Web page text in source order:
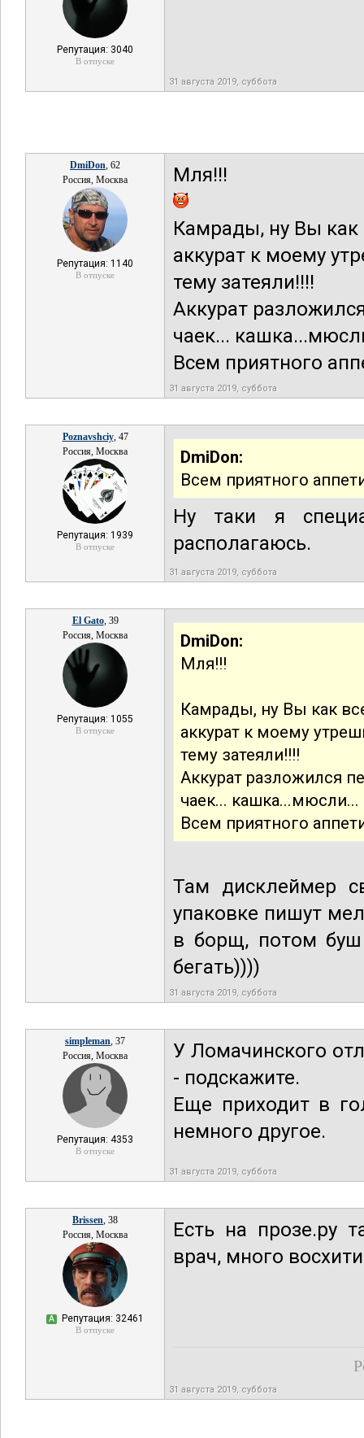
Репутация: 3040
В отпуске
31 августа 2019, суббота
DmiDon, 62
Россия, Москва
Репутация: 1140
В отпуске
Мля!!!
Камрады, ну Вы как
аккурат к моему
тему затеяли!!!!
Аккурат
чаек...
Всем приятного
31 августа 2019, суббота
Poznavshciy, 47
Россия, Москва
Репутация: 1939
В отпуске
DmiDon:
Всем приятного
Ну таки я
располагаюсь.
31 августа 2019, суббота
El Gato, 39
Россия, Москва
Репутация: 1055
В отпуске
DmiDon:
Мля!!!
Камрады, ну Вы как
аккурат к моему
тему затеяли!!!!
Аккурат разложился
чаек... кашка...мюсли...
Всем приятного
Там дисклеймер
упаковке пишут
в борщ, потом буш
бегать))))
31 августа 2019, суббота
simpleman, 37
Россия, Москва
Репутация: 4353
В отпуске
У Ломачинского
- подскажите.
Еще приходит в
немного другое.
31 августа 2019, суббота
Brissen, 38
Россия, Москва
А Репутация: 32461
В отпуске
Есть на прозе.ру
врач, много
31 августа 2019, суббота